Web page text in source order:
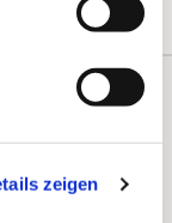
zeigen